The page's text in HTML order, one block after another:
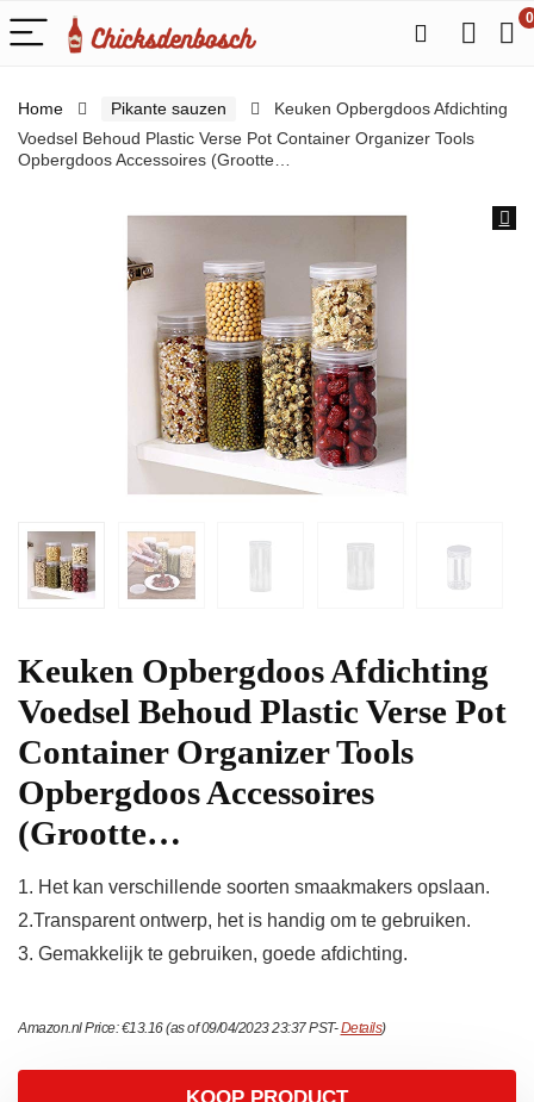
0
Home Pikante sauzen
Keuken Opbergdoos Afdichting
Voedsel Behoud Plastic Verse Pot Container Organizer Tools
Opbergdoos Accessoires (Grootte…
Keuken Opbergdoos Afdichting
Voedsel Behoud Plastic Verse Pot
Container Organizer Tools
Opbergdoos Accessoires
(Grootte…
1. Het kan verschillende soorten smaakmakers opslaan.
2.Transparent ontwerp, het is handig om te gebruiken.
3. Gemakkelijk te gebruiken, goede afdichting.
Amazon.nl Price:€13.16(as of 09/04/2023 23:37 PST-Details)